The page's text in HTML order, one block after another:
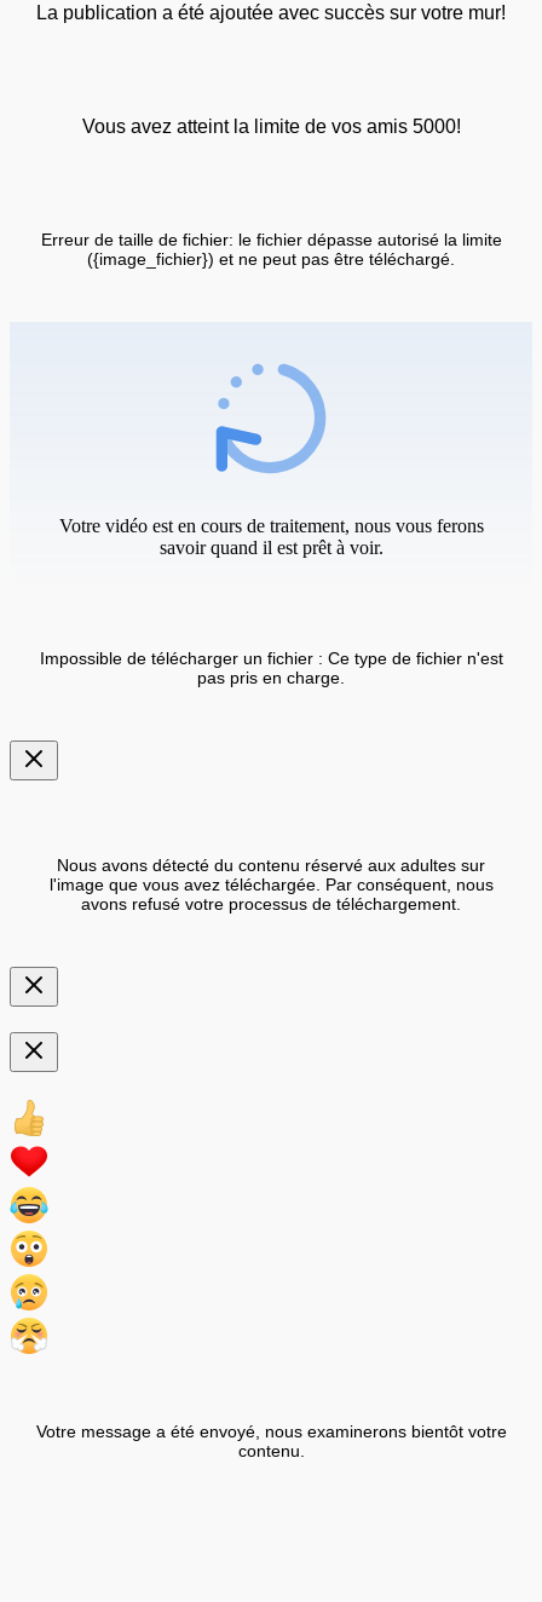
La publication a été ajoutée avec succès sur votre mur!
Vous avez atteint la limite de vos amis 5000!
Erreur de taille de fichier: le fichier dépasse autorisé la limite
({image_fichier}) et ne peut pas être téléchargé.
Votre vidéo est en cours de traitement, nous vous ferons
savoir quand il est prêt à voir.
Impossible de télécharger un fichier : Ce type de fichier n'est
pas pris en charge.
Nous avons détecté du contenu réservé aux adultes sur
l'image que vous avez téléchargée. Par conséquent, nous
avons refusé votre processus de téléchargement.
Votre message a été envoyé, nous examinerons bientôt votre
contenu.